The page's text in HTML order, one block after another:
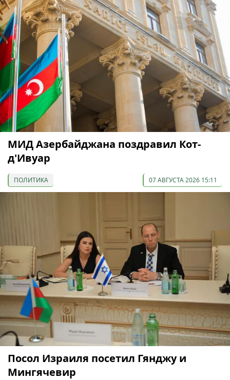
МИД Азербайджана поздравил Кот-
д'Ивуар
ПОЛИТИКА 07 АВГУСТА 2026 15:11
Посол Израиля посетил Гянджу и
Мингячевир